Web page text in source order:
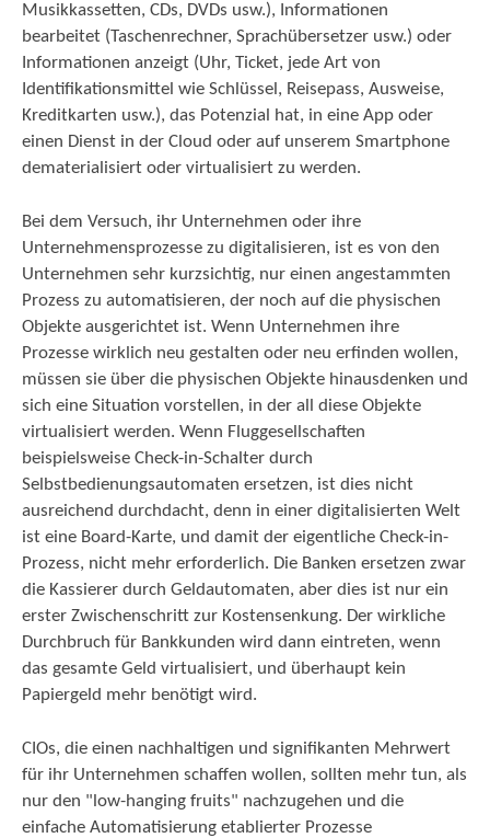
Musikkassetten, CDs, DVDs usw.), Informationen
bearbeitet (Taschenrechner, Sprachübersetzer usw.) oder
Informationen anzeigt (Uhr, Ticket, jede Art von
Identifikationsmittel wie Schlüssel, Reisepass, Ausweise,
Kreditkarten usw.), das Potenzial hat, in eine App oder
einen Dienst in der Cloud oder auf unserem Smartphone
dematerialisiert oder virtualisiert zu werden.
Bei dem Versuch, ihr Unternehmen oder ihre
Unternehmensprozesse zu digitalisieren, ist es von den
Unternehmen sehr kurzsichtig, nur einen angestammten
Prozess zu automatisieren, der noch auf die physischen
Objekte ausgerichtet ist. Wenn Unternehmen ihre
Prozesse wirklich neu gestalten oder neu erfinden wollen,
müssen sie über die physischen Objekte hinausdenken und
sich eine Situation vorstellen, in der all diese Objekte
virtualisiert werden. Wenn Fluggesellschaften
beispielsweise Check-in-Schalter durch
Selbstbedienungsautomaten ersetzen, ist dies nicht
ausreichend durchdacht, denn in einer digitalisierten Welt
ist eine Board-Karte, und damit der eigentliche Check-in-
Prozess, nicht mehr erforderlich. Die Banken ersetzen zwar
die Kassierer durch Geldautomaten, aber dies ist nur ein
erster Zwischenschritt zur Kostensenkung. Der wirkliche
Durchbruch für Bankkunden wird dann eintreten, wenn
das gesamte Geld virtualisiert, und überhaupt kein
Papiergeld mehr benötigt wird.
CIOs, die einen nachhaltigen und signifikanten Mehrwert
für ihr Unternehmen schaffen wollen, sollten mehr tun, als
nur den "low-hanging fruits" nachzugehen und die
einfache Automatisierung etablierter Prozesse